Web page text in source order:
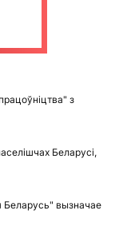
з
Беларусі,
Беларусь" вызначае